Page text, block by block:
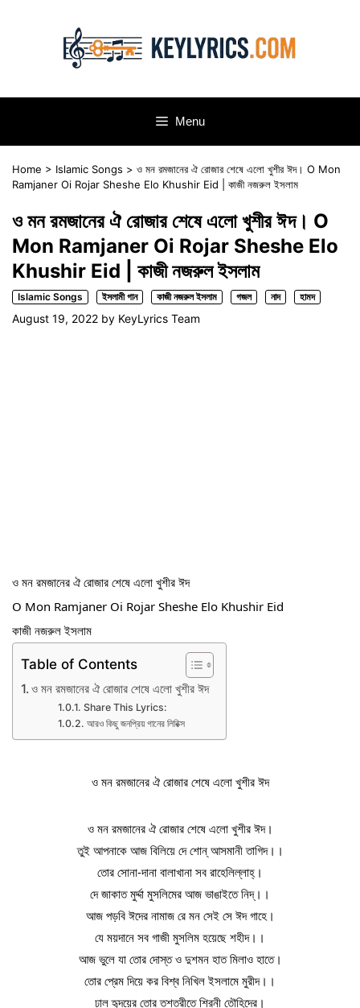
Menu
Home > Islamic Songs > ও মন রমজানের ঐ রোজার শেষে এলো খুশীর ঈদ। O Mon
Ramjaner Oi Rojar Sheshe Elo Khushir Eid | কাজী নজরুল ইসলাম
ও মন রমজানের ঐ রোজার শেষে এলো খুশীর ঈদ। O
Mon Ramjaner Oi Rojar Sheshe Elo
Khushir Eid | কাজী নজরুল ইসলাম
Islamic Songs ইসলামী গান কাজী নজরুল ইসলাম গজল নাদ হামদ
August 19, 2022 by KeyLyrics Team
ও মন রমজানের ঐ রোজার শেষে এলো খুশীর ঈদ
O Mon Ramjaner Oi Rojar Sheshe Elo Khushir Eid
কাজী নজরুল ইসলাম
Table of Contents
ও মন রমজানের ঐ রোজার শেষে এলো খুশীর ঈদ
Share This Lyrics:
আরও কিছু জনপ্রিয় গানের লিরিক্স
ও মন রমজানের ঐ রোজার শেষে এলো খুশীর ঈদ
ও মন রমজানের ঐ রোজার শেষে এলো খুশীর ঈদ।
তুই আপনাকে আজ বিলিয়ে দে শোন্‌ আসমানী তাগিদ।।
তোর সোনা-দানা বালাখানা সব রাহেলিল্লাহ্‌।
দে জাকাত মুর্দ্দা মুসলিমের আজ ভাঙাইতে নিদ্‌।।
আজ পড়বি ঈদের নামাজ রে মন সেই সে ঈদ গাহে।
যে ময়দানে সব গাজী মুসলিম হয়েছে শহীদ।।
আজ ভুলে যা তোর দোস্ত ও দুশমন হাত মিলাও হাতে।
তোর প্রেম দিয়ে কর বিশ্ব নিখিল ইসলামে মুরীদ।।
ঢাল হৃদয়ের তোর তশতরীতে শির্‌নী তৌহিদের।